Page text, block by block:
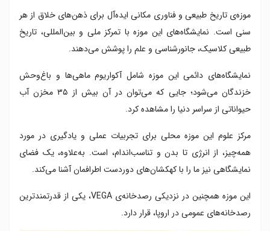
موزه‌ی تاریخ طبیعی و فناوری مکانی ایده‌آل برای ذهن‌های خلاق از هر
سنی است. نمایشگاه‌های این موزه با تمرکز ملی و بین‌المللی، تاریخ
طبیعی کلاسیک، جانورشناسی و علم را پوشش می‌دهند.
نمایشگاه‌های دائمی این موزه شامل آکواریوم ماهی‌ها و باغ‌وحش
خزندگان می‌شود؛ جایی که می‌توان در آن بیش از ۳۵ مخزن آب
حیواناتی از سراسر دنیا را مشاهده کرد.
مرکز علوم این موزه محلی برای تجربیات عملی و یادگیری در مورد
همه‌چیز، از انرژی تا بدن و تناسب‌اندام، است. به‌علاوه، یک فضای
نمایشگاهی نیز ما را با کهکشان‌های دوردست اطرافمان آشنا می‌کند.
این موزه همچنین در نزدیکی رصدخانه‌ی VEGA، یکی از قدرتمندترین
رصدخانه‌های عمومی در اروپا، قرار دارد.